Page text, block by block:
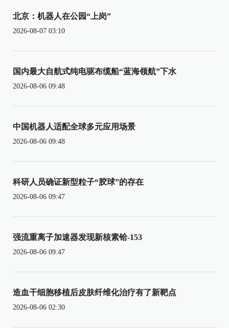
北京：机器人在公园“上岗”
2026-08-07 03:10
国内最大自航式纯电驱布缆船“蓝海领航”下水
2026-08-06 09:48
中国机器人适配全球多元应用场景
2026-08-06 09:48
科研人员确证新型粒子“胶球”的存在
2026-08-06 09:47
强流重离子加速器发现新核素铪-153
2026-08-06 09:47
造血干细胞移植后皮肤纤维化治疗有了新靶点
2026-08-06 02:30